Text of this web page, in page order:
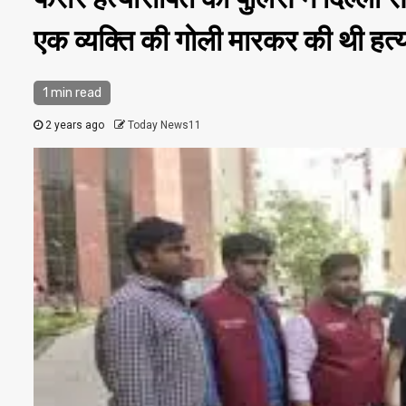
एक व्यक्ति की गोली मारकर की थी
1 min read
2 years ago Today News11